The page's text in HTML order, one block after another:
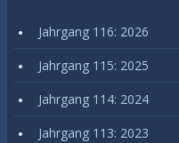
Jahrgang 116: 2026
Jahrgang 115: 2025
Jahrgang 114: 2024
Jahrgang 113: 2023